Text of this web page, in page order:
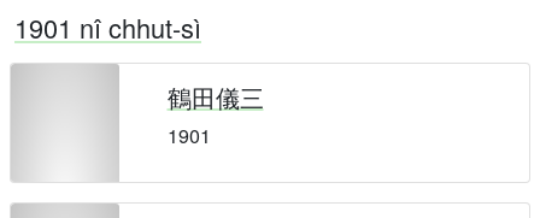
1901 nî chhut-sì
鶴田儀三
1901